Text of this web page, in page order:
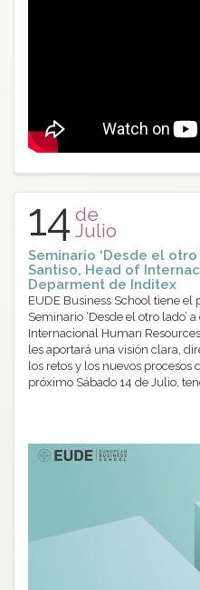
14 de
Julio
Seminario ‘Desde el
Santiso, Head of
Deparment de Inditex
EUDE Business School tiene el
Seminario ‘Desde el otro lado’
Internacional Human
les aportará una visión clara,
los retos y los nuevos
próximo Sábado 14 de Julio,